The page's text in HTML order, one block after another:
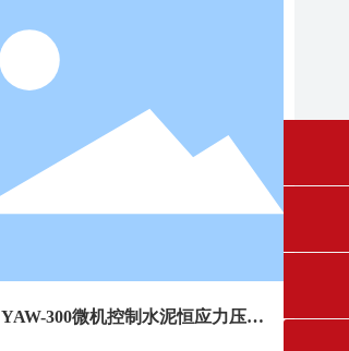
YAW-300微机控制水泥恒应力压力
fangruikeji@163.com
0431-84612207